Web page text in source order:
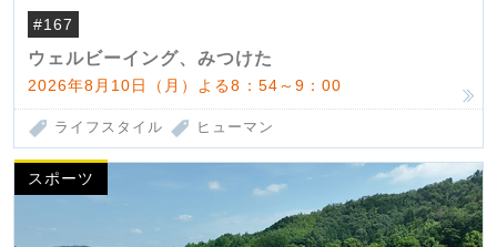
#167
ウェルビーイング、みつけた
2026年8月10日（月）よる8：54～9：00
ライフスタイル ヒューマン
スポーツ